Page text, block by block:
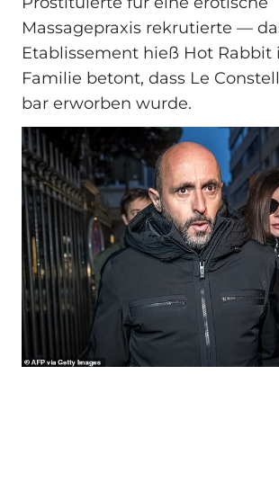
Massagepraxis rekrutierte —
Etablissement hieß Hot Rabbit
Familie betont, dass Le
bar erworben wurde.